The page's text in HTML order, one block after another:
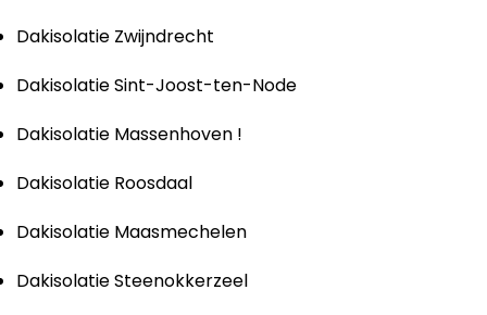
Dakisolatie Zwijndrecht
Dakisolatie Sint-Joost-ten-Node
Dakisolatie Massenhoven !
Dakisolatie Roosdaal
Dakisolatie Maasmechelen
Dakisolatie Steenokkerzeel